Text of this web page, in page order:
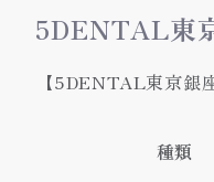
5DENTAL東
【5DENTAL東京銀
種類